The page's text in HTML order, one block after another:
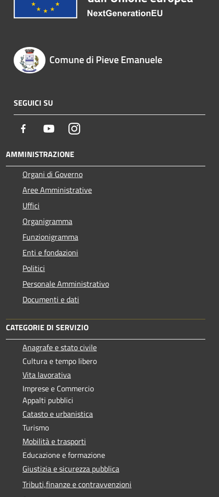
Comune di Pieve Emanuele
SEGUICI SU
Facebook YoutubeInstagram
AMMINISTRAZIONE
Organi di Governo
Aree Amministrative
Uffici
Organigramma
Funzionigramma
Enti e fondazioni
Politici
Personale Amministrativo
Documenti e dati
CATEGORIE DI SERVIZIO
Anagrafe e stato civile
Cultura e tempo libero
Vita lavorativa
Imprese e Commercio
Appalti pubblici
Catasto e urbanistica
Turismo
Mobilità e trasporti
Educazione e formazione
Giustizia e sicurezza pubblica
Tributi,finanze e contravvenzioni